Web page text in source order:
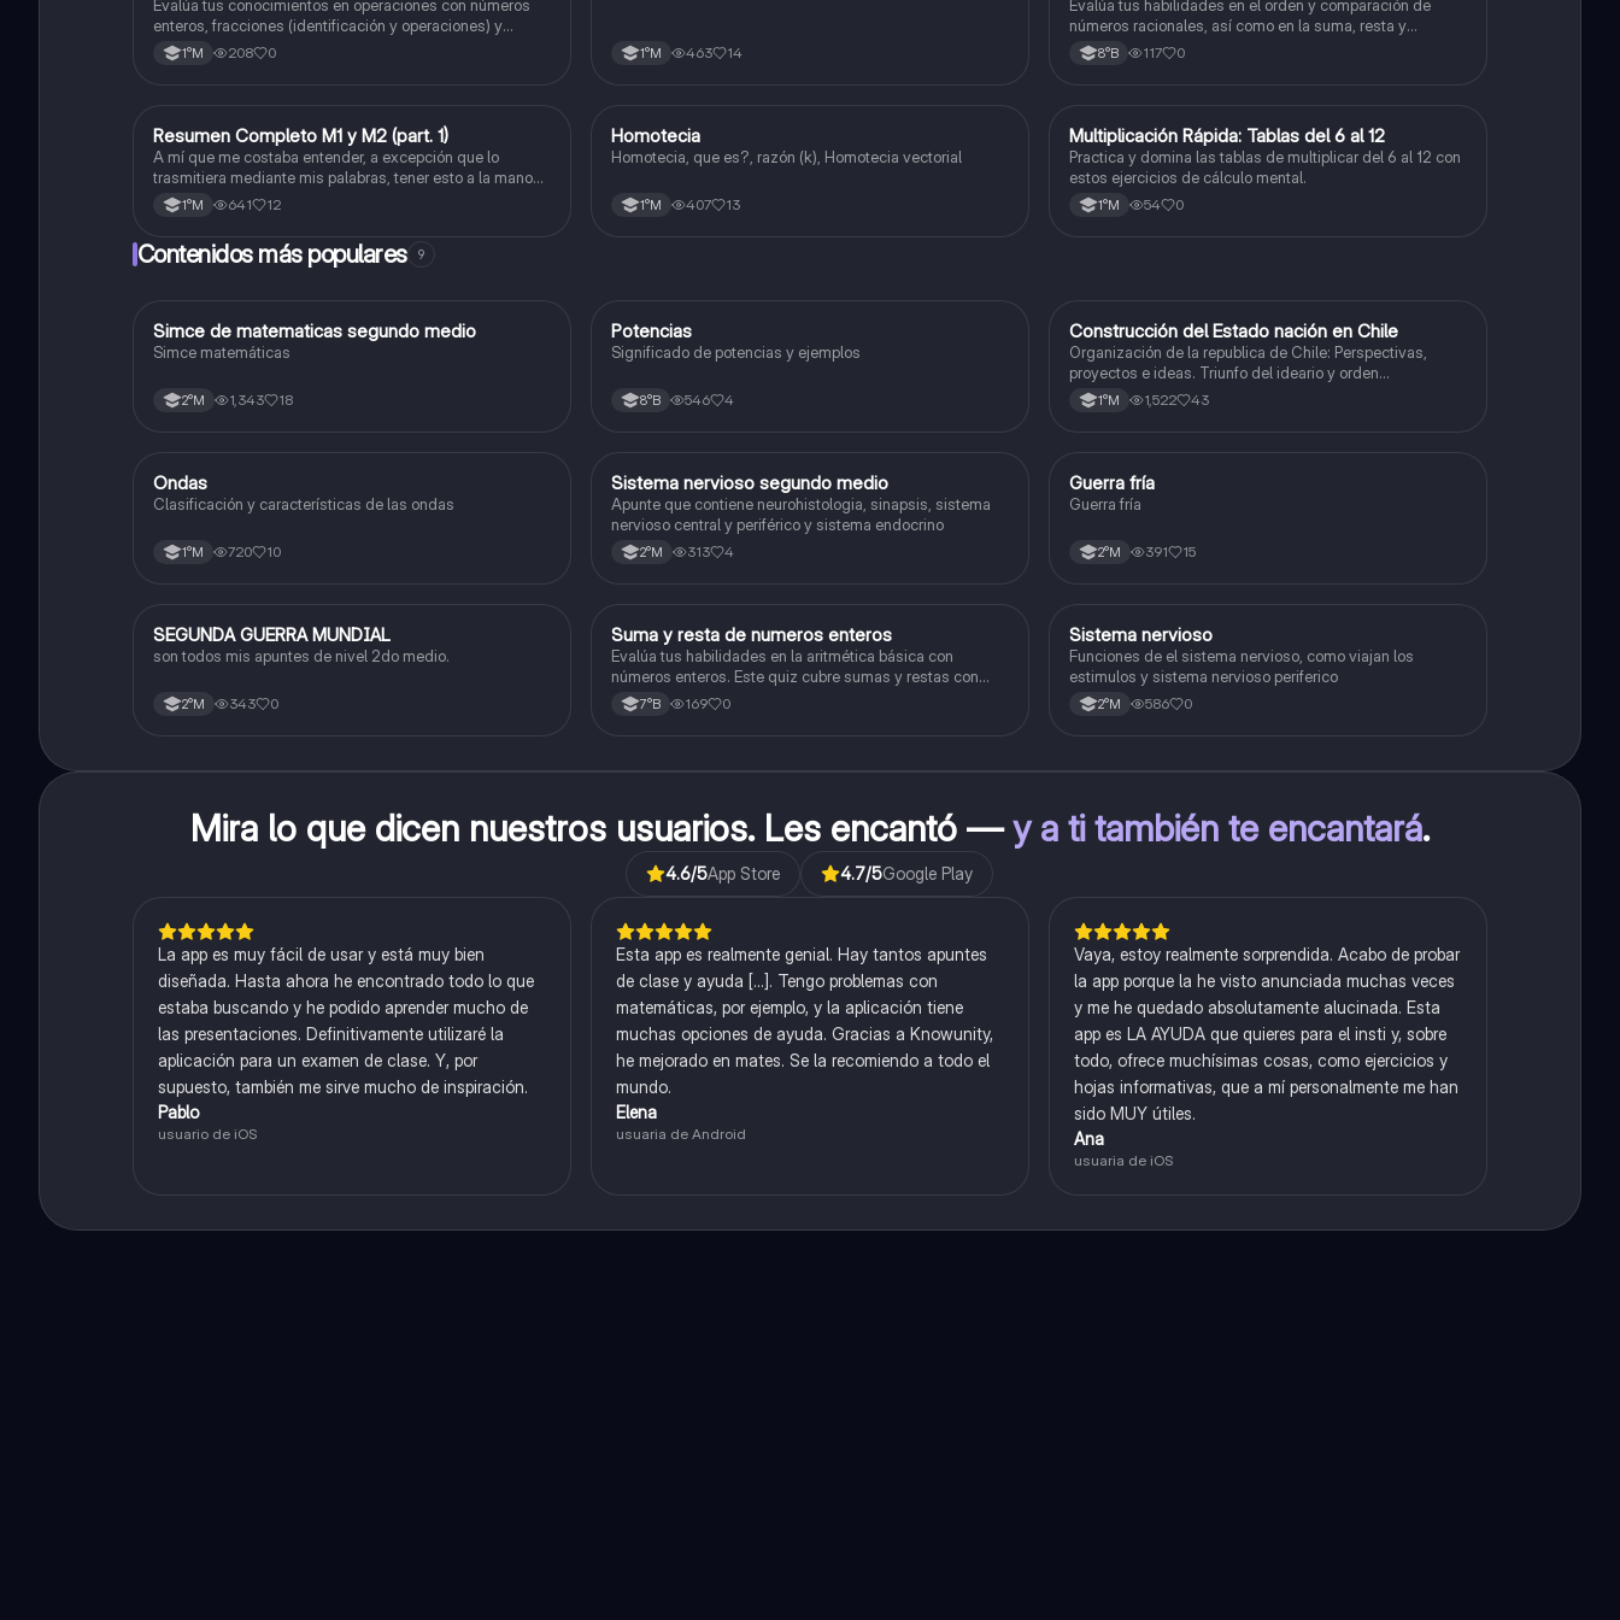
Impropia o mixto ( suma , resta , multiplicación y
división) Porcentaje ( fracción, porcentual y
decimal).
Evalúa tus conocimientos en operaciones con números
enteros, fracciones (identificación y operaciones) y
conversiones de porcentajes (fracción, decimal y
viceversa).
1°M 208 0 1°M 463 14
decimales y fracciones
Evalúa tus habilidades en el orden y comparación de
números racionales, así como en la suma, resta y
conversión entre decimales y fracciones.
8°B 117 0
Matemáticas
Resumen Completo M1 y M2 (part. 1)
A mí que me costaba entender, a excepción que lo
trasmitiera mediante mis palabras, tener esto a la mano
me sirvió caleta, ojalá también les pueda servir a otros
1°M 641 12
Matemáticas
Homotecia
Homotecia, que es?, razón (k), Homotecia vectorial
1°M 407 13
MMatemáticas
Multiplicación Rápida: Tablas del 6 al 12
Practica y domina las tablas de multiplicar del 6 al 12 con
estos ejercicios de cálculo mental.
1°M 54 0
Contenidos más populares 9
Matemáticas
Simce de matematicas segundo medio
Simce matemáticas
2°M 1,343 18
Matemáticas
Potencias
Significado de potencias y ejemplos
8°B 546 4
Historia
Construcción del Estado nación en Chile
Organización de la republica de Chile: Perspectivas,
proyectos e ideas. Triunfo del ideario y orden
conservador. Constitución de 1833. "Era Portaliana"
1°M 1,522 43
Física
Ondas
Clasificación y características de las ondas
1°M 720 10
Biología
Sistema nervioso segundo medio
Apunte que contiene neurohistologia, sinapsis, sistema
nervioso central y periférico y sistema endocrino
2°M 313 4
Historia
Guerra fría
Guerra fría
2°M 391 15
Historia
SEGUNDA GUERRA MUNDIAL
son todos mis apuntes de nivel 2do medio.
2°M 343 0
SMatemáticas
Suma y resta de numeros enteros
Evalúa tus habilidades en la aritmética básica con
números enteros. Este quiz cubre sumas y restas con
números positivos y negativos.
7°B 169 0
SBiología
Sistema nervioso
Funciones de el sistema nervioso, como viajan los
estimulos y sistema nervioso periferico
2°M 586 0
Mira lo que dicen nuestros usuarios. Les encantó —y a ti también te encantará.
4.6/5App Store 4.7/5Google Play
La app es muy fácil de usar y está muy bien
diseñada. Hasta ahora he encontrado todo lo que
estaba buscando y he podido aprender mucho de
las presentaciones. Definitivamente utilizaré la
aplicación para un examen de clase. Y, por
supuesto, también me sirve mucho de inspiración.
Pablo
usuario de iOS
Esta app es realmente genial. Hay tantos apuntes
de clase y ayuda [...]. Tengo problemas con
matemáticas, por ejemplo, y la aplicación tiene
muchas opciones de ayuda. Gracias a Knowunity,
he mejorado en mates. Se la recomiendo a todo el
mundo.
Elena
usuaria de Android
Vaya, estoy realmente sorprendida. Acabo de probar
la app porque la he visto anunciada muchas veces
y me he quedado absolutamente alucinada. Esta
app es LA AYUDA que quieres para el insti y, sobre
todo, ofrece muchísimas cosas, como ejercicios y
hojas informativas, que a mí personalmente me han
sido MUY útiles.
Ana
usuaria de iOS